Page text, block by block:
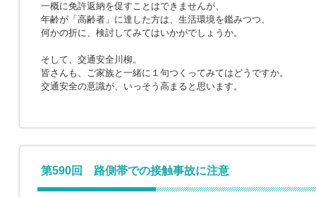
一概に免許返納を促すことはできませんが、
年齢が「高齢者」に達した方は、生活環境を鑑みつつ、
何かの折に、検討してみてはいかがでしょうか。
そして、交通安全川柳。
皆さんも、ご家族と一緒に１句つくってみてはどうですか。
交通安全の意識が、いっそう高まると思います。
第590回 路側帯での接触事故に注意